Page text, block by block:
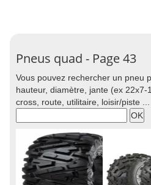
Pneus quad - Page 43
Vous pouvez rechercher un pneu
hauteur, diamètre, jante (ex 22x7-
cross, route, utilitaire, loisir/piste ...